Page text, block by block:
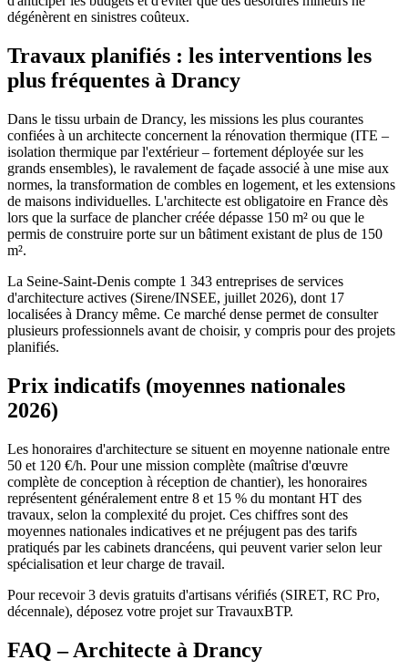
dégénèrent en sinistres coûteux.
Travaux planifiés : les interventions les
plus fréquentes à Drancy
Dans le tissu urbain de Drancy, les missions les plus courantes
confiées à un architecte concernent la rénovation thermique (ITE –
isolation thermique par l'extérieur – fortement déployée sur les
grands ensembles), le ravalement de façade associé à une mise aux
normes, la transformation de combles en logement, et les extensions
de maisons individuelles. L'architecte est obligatoire en France dès
lors que la surface de plancher créée dépasse 150 m² ou que le
permis de construire porte sur un bâtiment existant de plus de 150
m².
La Seine-Saint-Denis compte 1 343 entreprises de services
d'architecture actives (Sirene/INSEE, juillet 2026), dont 17
localisées à Drancy même. Ce marché dense permet de consulter
plusieurs professionnels avant de choisir, y compris pour des projets
planifiés.
Prix indicatifs (moyennes nationales
2026)
Les honoraires d'architecture se situent en moyenne nationale entre
50 et 120 €/h. Pour une mission complète (maîtrise d'œuvre
complète de conception à réception de chantier), les honoraires
représentent généralement entre 8 et 15 % du montant HT des
travaux, selon la complexité du projet. Ces chiffres sont des
moyennes nationales indicatives et ne préjugent pas des tarifs
pratiqués par les cabinets drancéens, qui peuvent varier selon leur
spécialisation et leur charge de travail.
Pour recevoir 3 devis gratuits d'artisans vérifiés (SIRET, RC Pro,
décennale), déposez votre projet sur TravauxBTP.
FAQ – Architecte à Drancy